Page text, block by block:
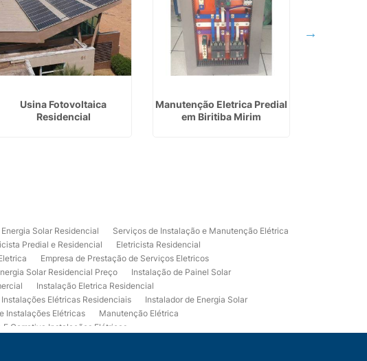
Usina Fotovoltaica
Residencial
Manutenção Eletrica Predial
em Biritiba Mirim
Solar Residencial
Serviços de Instalação e Manutenção Elétrica
Predial e Residencial
Eletricista Residencial
Empresa de Prestação de Serviços Eletricos
Solar Residencial Preço
Instalação de Painel Solar
Instalação Eletrica Residencial
Instalações Elétricas Residenciais
Instalador de Energia Solar
Instalações Elétricas
Manutenção Elétrica
Corretiva Instalações Elétricas